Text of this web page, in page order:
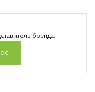
бренда.